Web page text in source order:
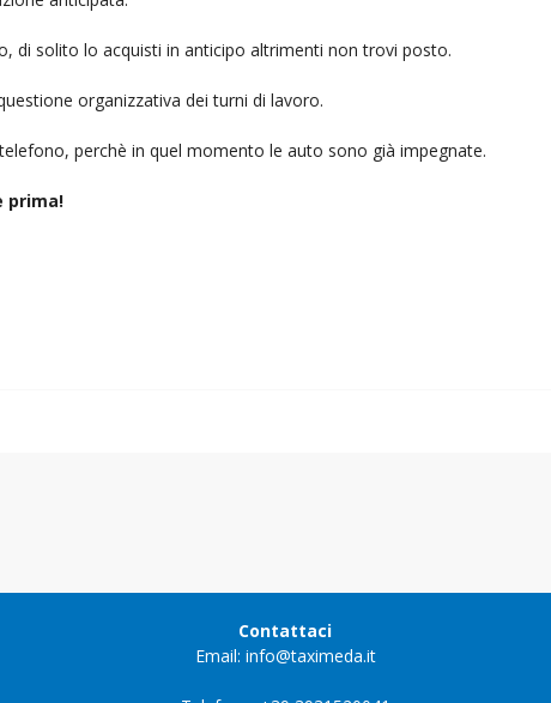
di solito lo acquisti in anticipo altrimenti non trovi posto.
organizzativa dei turni di lavoro.
perchè in quel momento le auto sono già impegnate.
prima!
Contattaci
Email: info@taximeda.it